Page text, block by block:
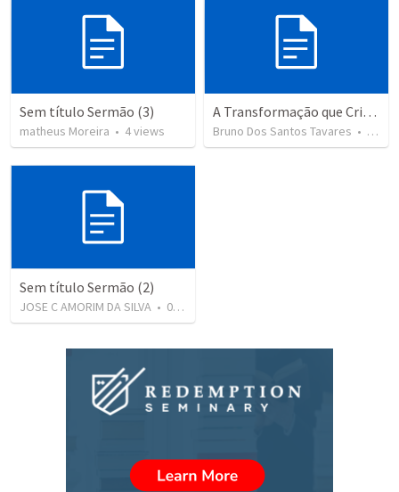
Sem título Sermão (3)
matheus Moreira • 4views
A Transformação que Cristo Oferece
Bruno Dos Santos Tavares • 8
Sem título Sermão (2)
JOSE C AMORIM DA SILVA • 0 views